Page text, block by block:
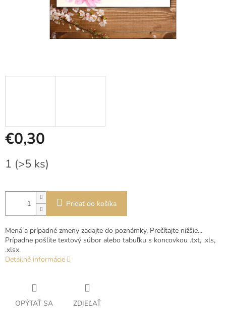
€0,30
cena:
1 (>5 ks)
Pridať do košíka
Mená a prípadné zmeny zadajte do poznámky. Prečítajte nižšie...
Prípadne pošlite textový súbor alebo tabuľku s koncovkou .txt, .xls,
.xlsx.
Detailné informácie
OPÝTAŤ SA ZDIEĽAŤ